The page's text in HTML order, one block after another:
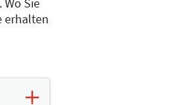
Sie
erhalten